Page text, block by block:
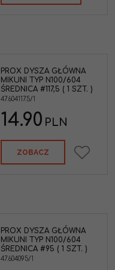
PROX DYSZA GŁÓWNA
MIKUNI TYP N100/604
ŚREDNICA #117,5 ( 1 SZT. )
47.604117.5/1
14.90 PLN
ZOBACZ
PROX DYSZA GŁÓWNA
MIKUNI TYP N100/604
ŚREDNICA #95 ( 1 SZT. )
47.604095/1